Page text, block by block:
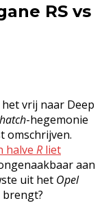
RS vs
het vrij naar Deep
-hegemonie
omschrijven.
halve R liet
aan
uit het Opel